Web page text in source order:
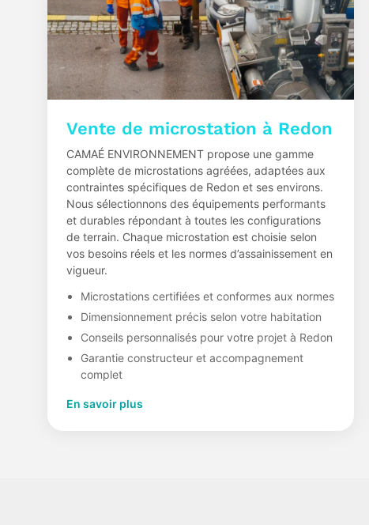
Vente de microstation à Redon
CAMAÉ ENVIRONNEMENT propose une gamme
complète de microstations agréées, adaptées aux
contraintes spécifiques de Redon et ses environs.
Nous sélectionnons des équipements performants
et durables répondant à toutes les configurations
de terrain. Chaque microstation est choisie selon
vos besoins réels et les normes d’assainissement en
vigueur.
Microstations certifiées et conformes aux normes
Dimensionnement précis selon votre habitation
Conseils personnalisés pour votre projet à Redon
Garantie constructeur et accompagnement
complet
En savoir plus